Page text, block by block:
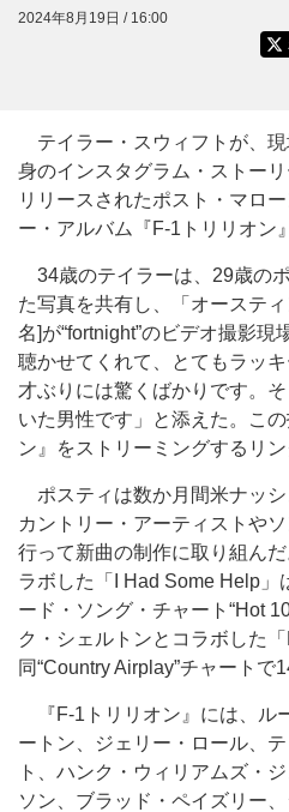
2024年8月19日 / 16:00
テイラー・スウィフトが、
身のインスタグラム・ストー
リリースされたポスト・マロ
ー・アルバム『F-1トリリオン
34歳のテイラーは、29歳の
た写真を共有し、「オーステ
名]が“fortnight”のビデオ撮影現
聴かせてくれて、とてもラッ
才ぶりには驚くばかりです。
いた男性です」と添えた。こ
ン』をストリーミングするリン
ポスティは数か月間米ナッシ
カントリー・アーティストや
行って新曲の制作に取り組ん
ラボした「I Had Some Help」
ード・ソング・チャート“Hot
ク・シェルトンとコラボした
同“Country Airplay”チャートで
『F-1トリリオン』には、ル
ートン、ジェリー・ロール、
ト、ハンク・ウィリアムズ・
ソン、ブラッド・ペイズリー